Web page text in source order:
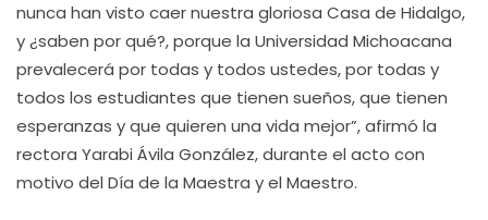
nunca han visto caer nuestra gloriosa Casa de Hidalgo,
y ¿saben por qué?, porque la Universidad Michoacana
prevalecerá por todas y todos ustedes, por todas y
todos los estudiantes que tienen sueños, que tienen
esperanzas y que quieren una vida mejor”, afirmó la
rectora Yarabi Ávila González, durante el acto con
motivo del Día de la Maestra y el Maestro.